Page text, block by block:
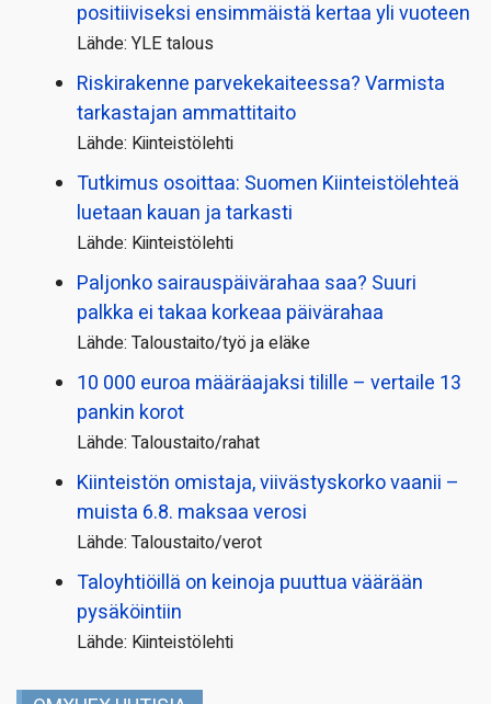
positiiviseksi ensimmäistä kertaa yli vuoteen
Lähde: YLE talous
Riskirakenne parvekekaiteessa? Varmista
tarkastajan ammattitaito
Lähde: Kiinteistölehti
Tutkimus osoittaa: Suomen Kiinteistölehteä
luetaan kauan ja tarkasti
Lähde: Kiinteistölehti
Paljonko sairauspäivä­rahaa saa? Suuri
palkka ei takaa korkeaa päivärahaa
Lähde: Taloustaito/työ ja eläke
10 000 euroa määräajaksi tilille – vertaile 13
pankin korot
Lähde: Taloustaito/rahat
Kiinteistön omistaja, viivästyskorko vaanii –
muista 6.8. maksaa verosi
Lähde: Taloustaito/verot
Taloyhtiöillä on keinoja puuttua väärään
pysäköintiin
Lähde: Kiinteistölehti